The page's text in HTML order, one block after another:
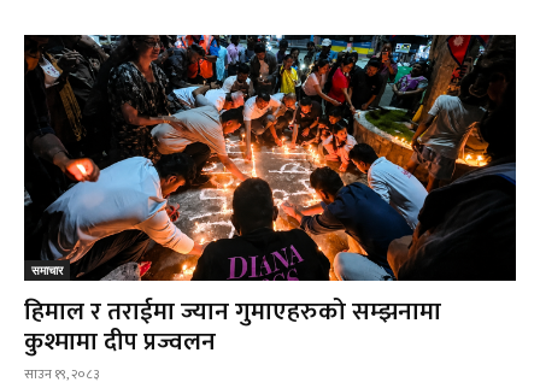
समाचार
हिमाल र तराईमा ज्यान गुमाएहरुको सम्झनामा
कुश्मामा दीप प्रज्वलन
साउन १९, २०८३